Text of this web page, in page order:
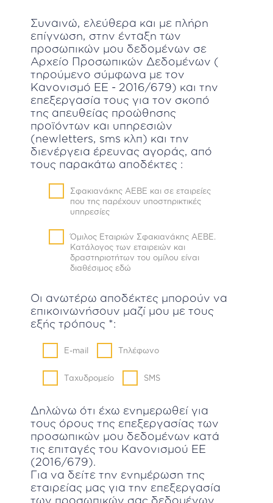
Συναινώ, ελεύθερα και με πλήρη
επίγνωση, στην ένταξη των
προσωπικών μου δεδομένων σε
Αρχείο Προσωπικών Δεδομένων (
τηρούμενο σύμφωνα με τον
Κανονισμό ΕΕ - 2016/679) και την
επεξεργασία τους για τον σκοπό
της απευθείας προώθησης
προϊόντων και υπηρεσιών
(newletters, sms κλπ) και την
διενέργεια έρευνας αγοράς, από
τους παρακάτω αποδέκτες :
Σφακιανάκης ΑΕΒΕ και σε εταιρείες
που της παρέχουν υποστηρικτικές
υπηρεσίες
Όμιλος Εταιριών Σφακιανάκης ΑΕΒΕ.
Κατάλογος των εταιρειών και
δραστηριοτήτων του ομίλου είναι
διαθέσιμος εδώ
Οι ανωτέρω αποδέκτες μπορούν να
επικοινωνήσουν μαζί μου με τους
εξής τρόπους *:
E-mail Τηλέφωνο
Ταχυδρομείο SMS
Δηλώνω ότι έχω ενημερωθεί για
τους όρους της επεξεργασίας των
προσωπικών μου δεδομένων κατά
τις επιταγές του Κανονισμού ΕΕ
(2016/679).
Για να δείτε την ενημέρωση της
εταιρείας μας για την επεξεργασία
των προσωπικών σας δεδομένων,